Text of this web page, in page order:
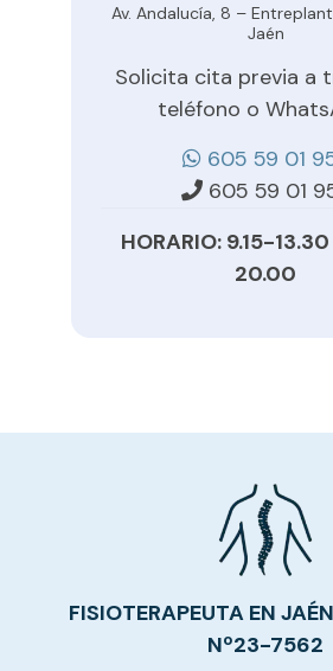
Av. Andalucía, 8 –
Jaén
Solicita cita previa a
teléfono o
605 59 01
605 59 01
HORARIO: 9.15-
20.00
FISIOTERAPEUTA EN
Nº23-7562